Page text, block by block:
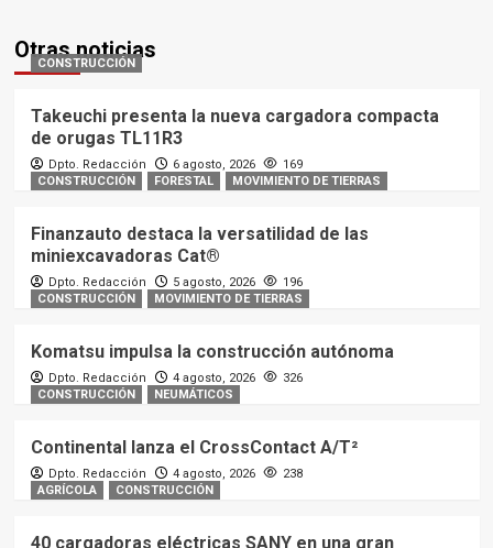
Otras noticias
CONSTRUCCIÓN
Takeuchi presenta la nueva cargadora compacta
de orugas TL11R3
Dpto. Redacción 6 agosto, 2026
169
CONSTRUCCIÓN
FORESTAL MOVIMIENTO DE TIERRAS
Finanzauto destaca la versatilidad de las
miniexcavadoras Cat®
Dpto. Redacción 5 agosto, 2026
196
CONSTRUCCIÓN
MOVIMIENTO DE TIERRAS
Komatsu impulsa la construcción autónoma
Dpto. Redacción 4 agosto, 2026
326
CONSTRUCCIÓN
NEUMÁTICOS
Continental lanza el CrossContact A/T²
Dpto. Redacción 4 agosto, 2026
238
AGRÍCOLA
CONSTRUCCIÓN
40 cargadoras eléctricas SANY en una gran